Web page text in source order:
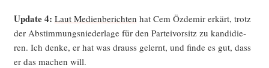
Update 4: Laut Medi­en­be­rich­ten hat Cem Özd­emir erkärt, trotz
der Abstim­mungs­nie­der­la­ge für den Par­tei­vor­sitz zu kan­di­die­
ren. Ich den­ke, er hat was drauss gelernt, und fin­de es gut, dass
er das machen will.